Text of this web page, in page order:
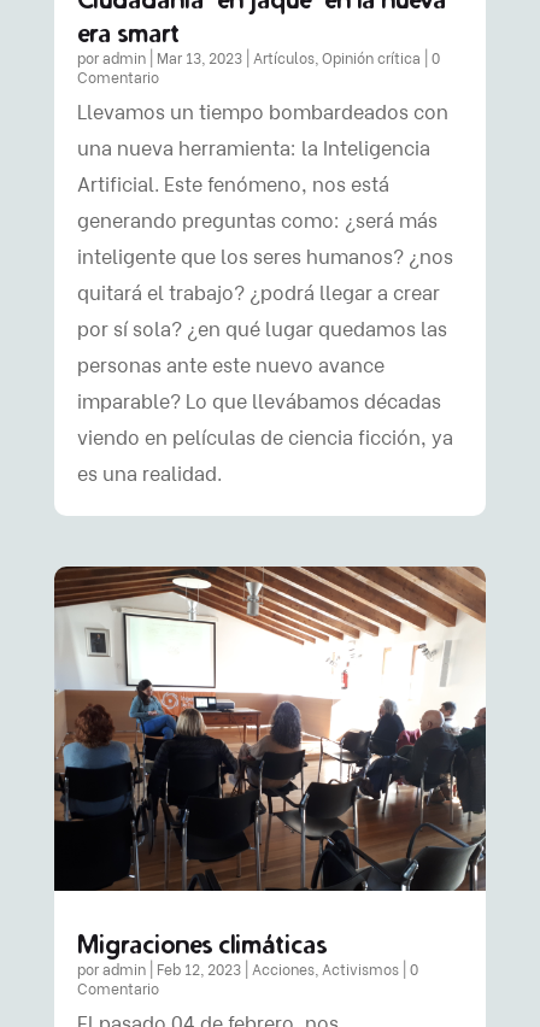
era smart
por admin| Mar 13, 2023| Artículos, Opinión crítica | 0
Comentario
Llevamos un tiempo bombardeados con
una nueva herramienta: la Inteligencia
Artificial. Este fenómeno, nos está
generando preguntas como: ¿será más
inteligente que los seres humanos? ¿nos
quitará el trabajo? ¿podrá llegar a crear
por sí sola? ¿en qué lugar quedamos las
personas ante este nuevo avance
imparable? Lo que llevábamos décadas
viendo en películas de ciencia ficción, ya
es una realidad.
Migraciones climáticas
por admin| Feb 12, 2023| Acciones, Activismos| 0
Comentario